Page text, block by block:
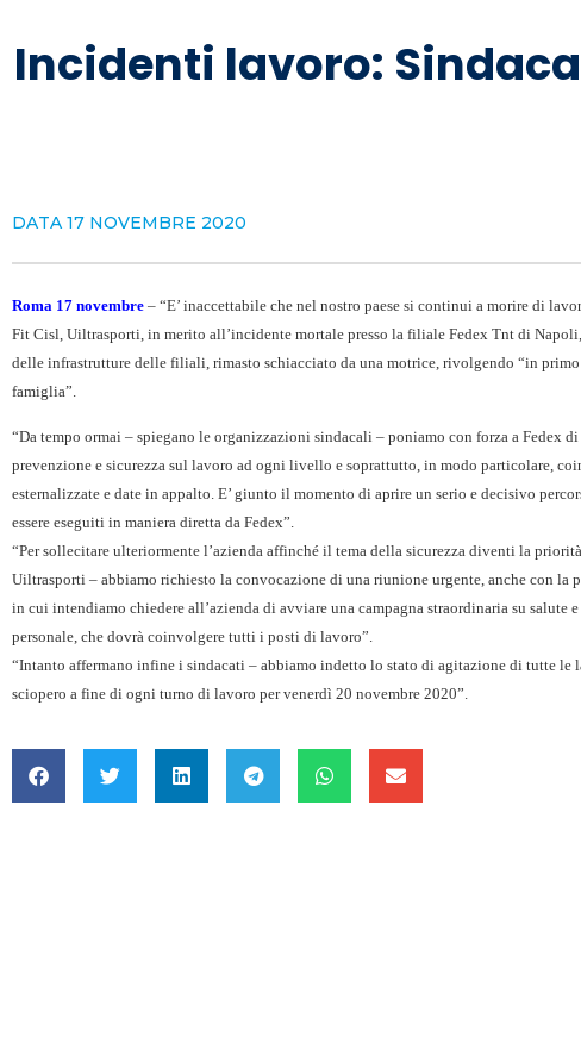
Incidenti lavoro:
DATA 17 NOVEMBRE 2020
Roma 17 novembre – “E’ inaccettabile che nel nostro paese si continui a morire di
Fit Cisl, Uiltrasporti, in merito all’incidente mortale presso la filiale Fedex Tnt di
delle infrastrutture delle filiali, rimasto schiacciato da una motrice, rivolgendo “in
famiglia”.
“Da tempo ormai – spiegano le organizzazioni sindacali – poniamo con forza a Fedex
prevenzione e sicurezza sul lavoro ad ogni livello e soprattutto, in modo particolare,
esternalizzate e date in appalto. E’ giunto il momento di aprire un serio e decisivo
essere eseguiti in maniera diretta da Fedex”.
“Per sollecitare ulteriormente l’azienda affinché il tema della sicurezza diventi la
Uiltrasporti – abbiamo richiesto la convocazione di una riunione urgente, anche con la
in cui intendiamo chiedere all’azienda di avviare una campagna straordinaria su salute
personale, che dovrà coinvolgere tutti i posti di lavoro”.
“Intanto affermano infine i sindacati – abbiamo indetto lo stato di agitazione di tutte
sciopero a fine di ogni turno di lavoro per venerdì 20 novembre 2020”.